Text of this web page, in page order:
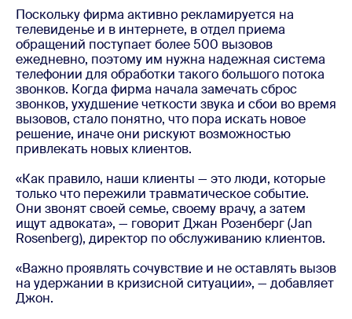
Поскольку фирма активно рекламируется на
телевиденье и в интернете, в отдел приема
обращений поступает более 500 вызовов
ежедневно, поэтому им нужна надежная система
телефонии для обработки такого большого потока
звонков. Когда фирма начала замечать сброс
звонков, ухудшение четкости звука и сбои во время
вызовов, стало понятно, что пора искать новое
решение, иначе они рискуют возможностью
привлекать новых клиентов.
«Как правило, наши клиенты — это люди, которые
только что пережили травматическое событие.
Они звонят своей семье, своему врачу, а затем
ищут адвоката», — говорит Джан Розенберг (Jan
Rosenberg), директор по обслуживанию клиентов.
«Важно проявлять сочувствие и не оставлять вызов
на удержании в кризисной ситуации», — добавляет
Джон.